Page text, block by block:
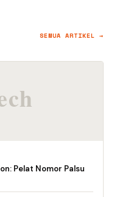
SEMUA ARTIKEL →
Pelat Nomor Palsu